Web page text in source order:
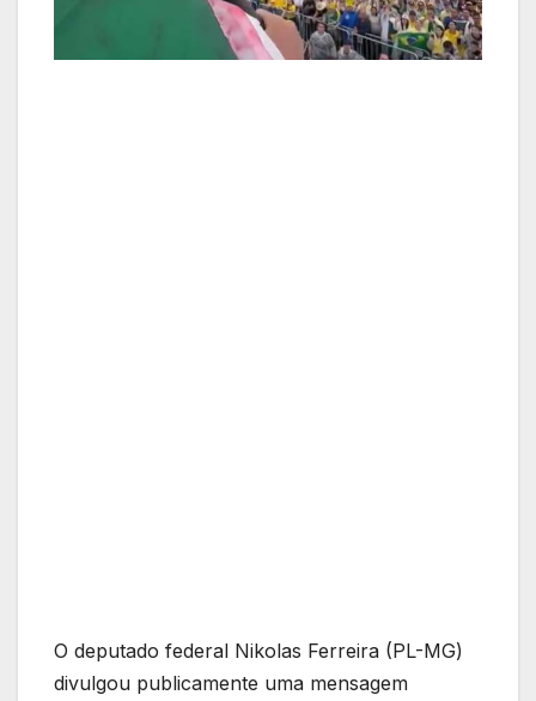
O deputado federal Nikolas Ferreira (PL-MG)
divulgou publicamente uma mensagem